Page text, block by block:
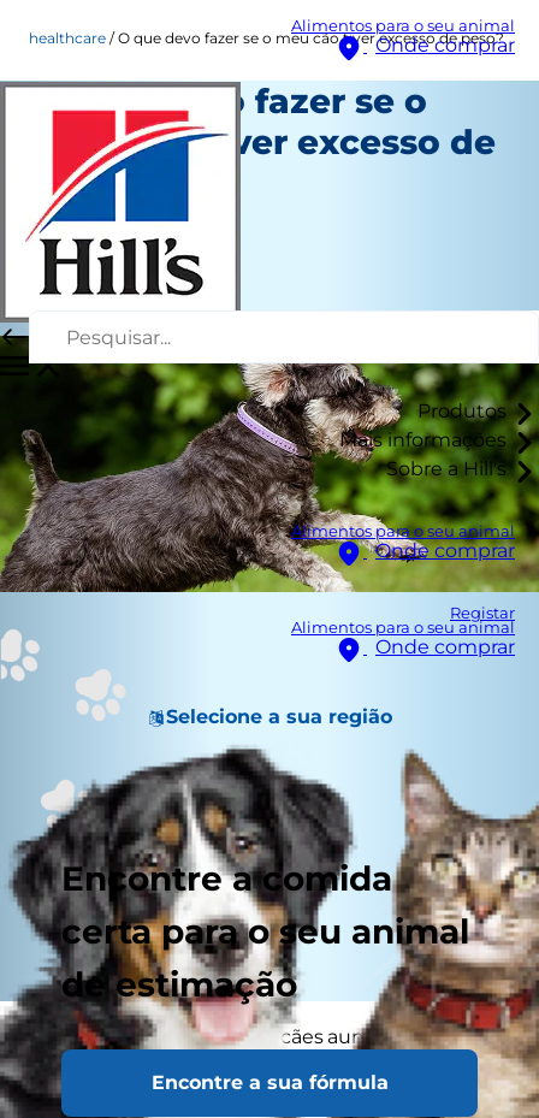
Alimentos para o seu animal
Onde comprar
Produtos
Mais informações
Sobre a Hill's
Alimentos para o seu animal
Onde comprar
Registar
Alimentos para o seu animal
Onde comprar
Selecione a sua região
Encontre a comida
certa para o seu animal
de estimação
Encontre a sua fórmula
healthcare O que devo fazer se o meu cão tiver excesso de peso?
O que devo fazer se o
meu cão tiver excesso de
peso?
Saúde
Autor da equipe
Março 10, 2016
Tal como os humanos, os cães aumentam
facilmente o seu peso. Por consequência, os
cães com excesso de peso têm uma menor